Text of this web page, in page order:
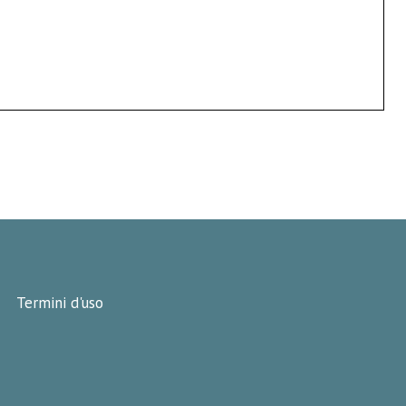
Termini d'uso